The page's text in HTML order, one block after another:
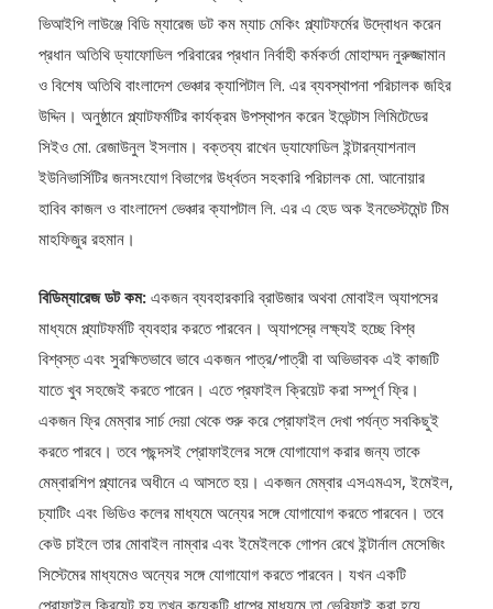
আজ সোমবার (১৪ মার্চ) জাতীয় প্রেস ক্লাবের তাফাজ্জল হোসেন মানিক মিয়া
ভিআইপি লাউঞ্জে বিডি ম্যারেজ ডট কম ম্যাচ মেকিং প্ল্যাটফর্মের উদ্বোধন করেন
প্রধান অতিথি ড্যাফোডিল পরিবারের প্রধান নির্বাহী কর্মকর্তা মোহাম্মদ নুরুজ্জামান
ও বিশেষ অতিথি বাংলাদেশ ভেঞ্চার ক্যাপিটাল লি. এর ব্যবস্থাপনা পরিচালক জহির
উদ্দিন। অনুষ্ঠানে প্ল্যাটফর্মটির কার্যক্রম উপস্থাপন করেন ইভেন্টাস লিমিটেডের
সিইও মো. রেজাউনুল ইসলাম। বক্তব্য রাখেন ড্যাফোডিল ইন্টারন্যাশনাল
ইউনিভার্সিটির জনসংযোগ বিভাগের উর্ধ্বতন সহকারি পরিচালক মো. আনোয়ার
হাবিব কাজল ও বাংলাদেশ ভেঞ্চার ক্যাপটাল লি. এর এ হেড অক ইনভেস্টমেন্ট টিম
বিডিম্যারেজ ডট কম:একজন ব্যবহারকারি ব্রাউজার অথবা মোবাইল অ্যাপসের
মাধ্যমে প্ল্যাটফর্মটি ব্যবহার করতে পারবেন। অ্যাপসে্র লক্ষ্যই হচ্ছে বিশ্ব
বিশ্বস্ত এবং সুরক্ষিতভাবে ভাবে একজন পাত্র/পাত্রী বা অভিভাবক এই কাজটি
যাতে খুব সহজেই করতে পারেন। এতে প্রফাইল ক্রিয়েট করা সম্পূর্ণ ফ্রি।
একজন ফ্রি মেম্বার সার্চ দেয়া থেকে শুরু করে প্রোফাইল দেখা পর্যন্ত সবকিছুই
করতে পারবে। তবে পছন্দসই প্রোফাইলের সঙ্গে যোগাযোগ করার জন্য তাকে
মেম্বারশিপ প্ল্যানের অধীনে এ আসতে হয়। একজন মেম্বার এসএমএস, ইমেইল,
চ্যাটিং এবং ভিডিও কলের মাধ্যমে অন্যের সঙ্গে যোগাযোগ করতে পারবেন। তবে
কেউ চাইলে তার মোবাইল নাম্বার এবং ইমেইলকে গোপন রেখে ইন্টার্নাল মেসেজিং
সিস্টেমের মাধ্যমেও অন্যের সঙ্গে যোগাযোগ করতে পারবেন। যখন একটি